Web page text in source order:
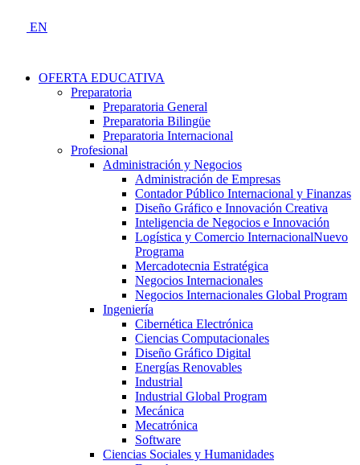
EN
OFERTA EDUCATIVA
Preparatoria
Preparatoria General
Preparatoria Bilingüe
Preparatoria Internacional
Profesional
Administración y Negocios
Administración de Empresas
Contador Público Internacional y Finanzas
Diseño Gráfico e Innovación Creativa
Inteligencia de Negocios e Innovación
Logística y Comercio InternacionalNuevo
Programa
Mercadotecnia Estratégica
Negocios Internacionales
Negocios Internacionales Global Program
Ingeniería
Cibernética Electrónica
Ciencias Computacionales
Diseño Gráfico Digital
Energías Renovables
Industrial
Industrial Global Program
Mecánica
Mecatrónica
Software
Ciencias Sociales y Humanidades